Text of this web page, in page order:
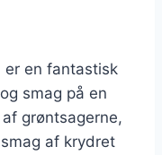
en fantastisk
smag på en
grøntsagerne,
af krydret